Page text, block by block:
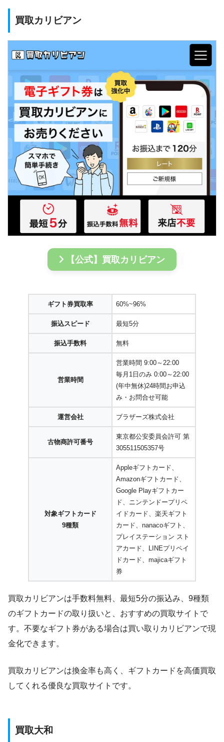
買取カリビアン
【公式】買取カリビアン
ギフト券買取率 60%~96%
振込スピード 最短5分
振込手数料 無料
営業時間
営業時間 9:00～22:00
毎月1日のみ 0:00～22:00
(年中無休)24時間お申込
み・お問合せ可能
運営会社 ブラザーズ株式会社
古物商許可番号
東京都公安委員会許可 第
305511505357号
対象ギフトカード
9種類
Appleギフトカード、
Amazonギフトカード、
Google Playギフトカー
ド、ニンテンドープリペ
イドカード、楽天ギフト
カード、nanacoギフト、
プレイステーション スト
アカード、LINEプリペイ
ドカード、majicaギフト
券
買取カリビアンは手数料無料、最短5分の振込み、9種類
のギフトカードの取り扱いと、おすすめの買取サイトで
す。不要なギフト券がある場合は買い取りカリビアンで現
金化できます。
買取カリビアンは換金率も高く、ギフトカードを高価買取
してくれる優良な買取サイトです。
買取大和